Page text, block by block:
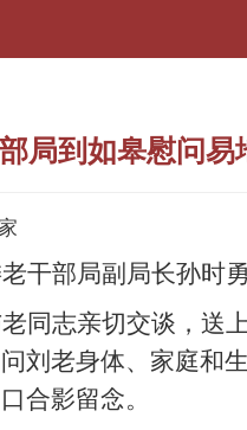
局到如皋慰问
干部局副局长孙时
同志亲切交谈，送
刘老身体、家庭和
合影留念。